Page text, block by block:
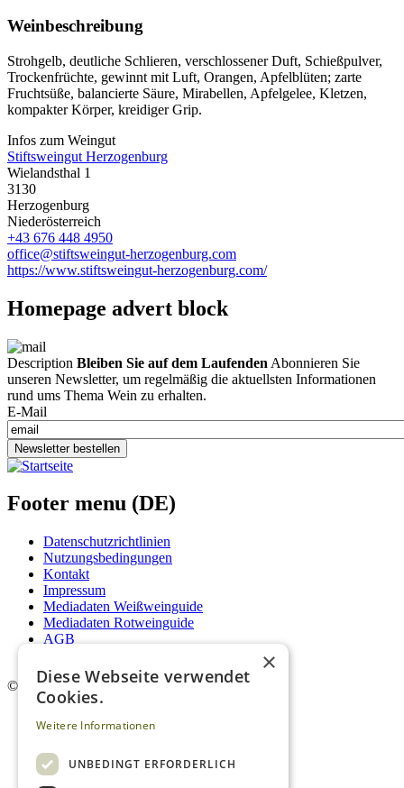
Weinbeschreibung
Strohgelb, deutliche Schlieren, verschlossener Duft, Schießpulver,
Trockenfrüchte, gewinnt mit Luft, Orangen, Apfelblüten; zarte
Fruchtsüße, balancierte Säure, Mirabellen, Apfelgelee, Kletzen,
kompakter Körper, kreidiger Grip.
Infos zum Weingut
Stiftsweingut Herzogenburg
Wielandsthal 1
3130
Herzogenburg
Niederösterreich
+43 676 448 4950
office@stiftsweingut-herzogenburg.com
https://www.stiftsweingut-herzogenburg.com/
Homepage advert block
Description Bleiben Sie auf dem Laufenden Abonnieren Sie
unseren Newsletter, um regelmäßig die aktuellsten Informationen
rund ums Thema Wein zu erhalten.
E-Mail
Newsletter bestellen
Footer menu (DE)
Datenschutzrichtlinien
Nutzungsbedingungen
Kontakt
Impressum
Mediadaten Weißweinguide
Mediadaten Rotweinguide
AGB
© 2026. Alle Rechte vorbehalten.
×
Diese Webseite verwendet
Cookies.
Weitere Informationen
UNBEDINGT ERFORDERLICH